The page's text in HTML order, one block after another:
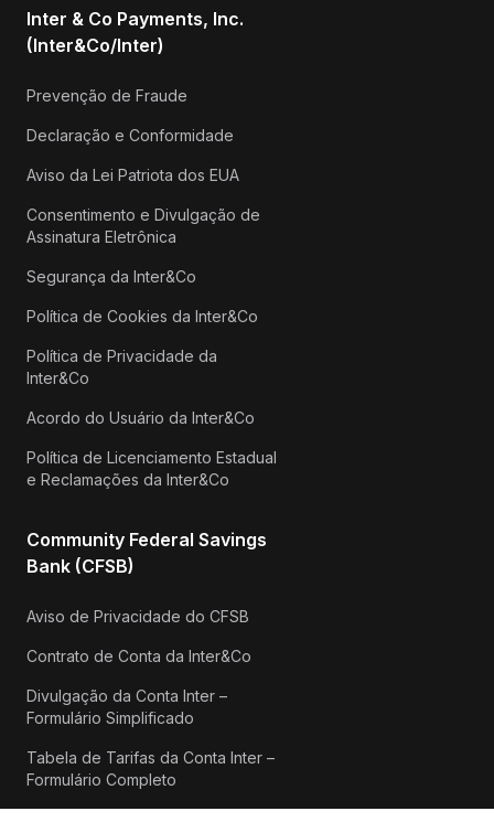
Inter & Co Payments, Inc.
(Inter&Co/Inter)
Prevenção de Fraude
Declaração e Conformidade
Aviso da Lei Patriota dos EUA
Consentimento e Divulgação de
Assinatura Eletrônica
Segurança da Inter&Co
Política de Cookies da Inter&Co
Política de Privacidade da
Inter&Co
Acordo do Usuário da Inter&Co
Política de Licenciamento Estadual
e Reclamações da Inter&Co
Community Federal Savings
Bank (CFSB)
Aviso de Privacidade do CFSB
Contrato de Conta da Inter&Co
Divulgação da Conta Inter –
Formulário Simplificado
Tabela de Tarifas da Conta Inter –
Formulário Completo